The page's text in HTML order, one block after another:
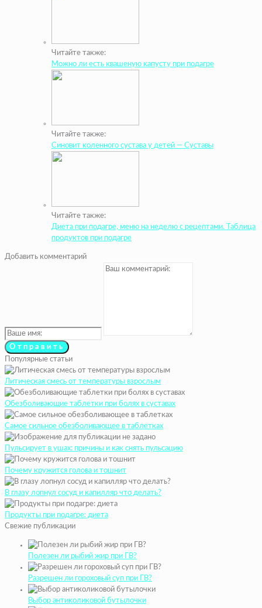
Читайте также:
Можно ли есть квашеную капусту при подагре
Читайте также:
Синовит коленного сустава у детей — Суставы
Читайте также:
Диета при подагре, меню на неделю с рецептами. Таблица
продуктов при подагре
Добавить комментарий
Популярные статьи
Литическая смесь от температуры взрослым
Обезболивающие таблетки при болях в суставах
Самое сильное обезболивающее в таблетках
Пульсирует в ушах: причины и как снять пульсацию
Почему кружится голова и тошнит
В глазу лопнул сосуд и капилляр что делать?
Продукты при подагре: диета
Свежие публикации
Полезен ли рыбий жир при ГВ?
Разрешен ли гороховый суп при ГВ?
Выбор антиколиковой бутылочки